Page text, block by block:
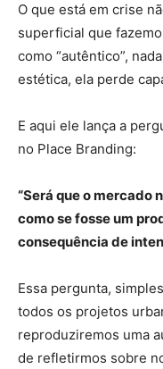
O que está em crise
superficial que
como “autêntico”,
estética, ela perde
E aqui ele lança a
no Place Branding:
“Será que o
como se fosse um
consequência de
Essa pergunta,
todos os projetos
reproduziremos uma
de refletirmos sobre